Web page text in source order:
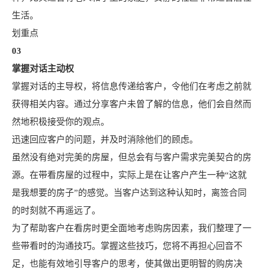
生活。
划重点
03
掌握对话主动权
掌握对话的主导权，将信息传递给客户，令他们在考虑之前就
获得相关内容。通过分享客户未曾了解的信息，他们会自然而
然地积极接受你的观点。
迅速回应客户的问题，并及时消除他们的顾虑。
虽然没有绝对完美的房屋，但总会有与客户需求完美契合的房
源。在带看房屋的过程中，实际上是在让客户产生一种“这就
是我想要的房子”的感觉。当客户达到这种认知时，离签合同
的时刻就不再遥远了。
为了帮助客户在看房时更全面地考虑购房因素，我们整理了一
些带看时的沟通技巧。掌握这些技巧，您将不再担心回音不
足，也能有效地引导客户的思考，使其做出更明智的购房决